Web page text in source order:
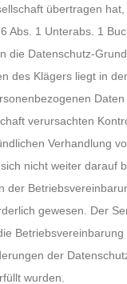
übertragen
Abs. 1 Unterabs. 1
die Datenschutz-
des Klägers liegt in
Daten
verursachten
Verhandlung
nicht weiter darauf
der
gewesen. Der
der
wurden.